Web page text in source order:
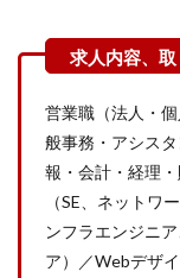
営業職（法人・
般事務・アシス
報・会計・経理
（SE、ネットワ
ンフラエンジニ
ア）／Webデザ